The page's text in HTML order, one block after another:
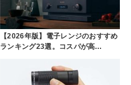
【2026年版】電子レンジのおすすめ
ランキング23選。コスパが高…